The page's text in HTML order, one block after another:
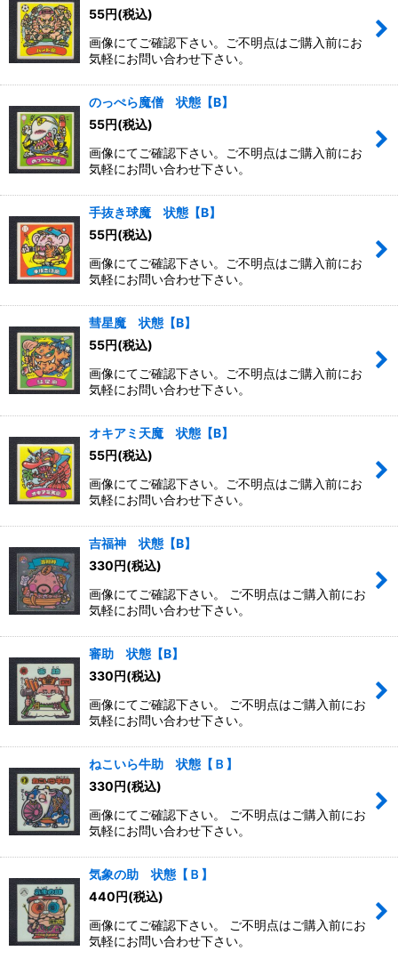
55円(税込)
画像にてご確認下さい。ご不明点はご購入前にお
気軽にお問い合わせ下さい。
のっぺら魔僧 状態【B】
55円(税込)
画像にてご確認下さい。ご不明点はご購入前にお
気軽にお問い合わせ下さい。
手抜き球魔 状態【B】
55円(税込)
画像にてご確認下さい。ご不明点はご購入前にお
気軽にお問い合わせ下さい。
彗星魔 状態【B】
55円(税込)
画像にてご確認下さい。ご不明点はご購入前にお
気軽にお問い合わせ下さい。
オキアミ天魔 状態【B】
55円(税込)
画像にてご確認下さい。ご不明点はご購入前にお
気軽にお問い合わせ下さい。
吉福神 状態【B】
330円(税込)
画像にてご確認下さい。 ご不明点はご購入前にお
気軽にお問い合わせ下さい。
審助 状態【B】
330円(税込)
画像にてご確認下さい。 ご不明点はご購入前にお
気軽にお問い合わせ下さい。
ねこいら牛助 状態【Ｂ】
330円(税込)
画像にてご確認下さい。 ご不明点はご購入前にお
気軽にお問い合わせ下さい。
気象の助 状態【Ｂ】
440円(税込)
画像にてご確認下さい。 ご不明点はご購入前にお
気軽にお問い合わせ下さい。